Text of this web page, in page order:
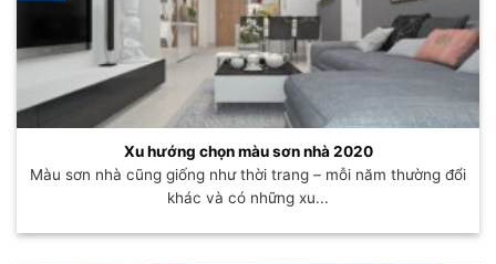
Xu hướng chọn màu sơn nhà 2020
Màu sơn nhà cũng giống như thời trang – mỗi năm thường đổi
khác và có những xu...